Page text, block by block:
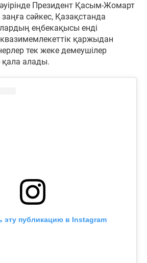
Президент Қасым-Жомарт
сәйкес, Қазақстанда
еңбекақысы енді
қаржыдан
тек жеке демеушілер
қала алады.
эту публикацию в Instagram